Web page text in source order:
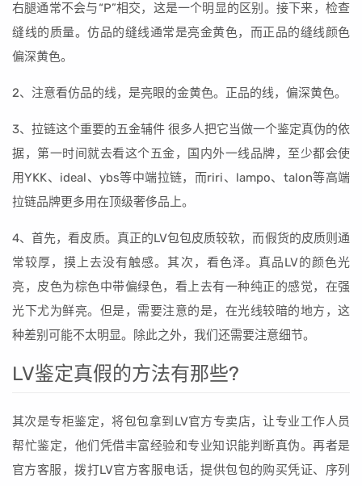
右腿通常不会与“P”相交，这是一个明显的区别。接下来，检查
缝线的质量。仿品的缝线通常是亮金黄色，而正品的缝线颜色
偏深黄色。
2、注意看仿品的线，是亮眼的金黄色。正品的线，偏深黄色。
3、拉链这个重要的五金辅件 很多人把它当做一个鉴定真伪的依
据，第一时间就去看这个五金，国内外一线品牌，至少都会使
用YKK、ideal、ybs等中端拉链，而riri、lampo、talon等高端
拉链品牌更多用在顶级奢侈品上。
4、首先，看皮质。真正的LV包包皮质较软，而假货的皮质则通
常较厚，摸上去没有触感。其次，看色泽。真品LV的颜色光
亮，皮色为棕色中带偏绿色，看上去有一种纯正的感觉，在强
光下尤为鲜亮。但是，需要注意的是，在光线较暗的地方，这
种差别可能不太明显。除此之外，我们还需要注意细节。
LV鉴定真假的方法有那些?
其次是专柜鉴定，将包包拿到LV官方专卖店，让专业工作人员
帮忙鉴定，他们凭借丰富经验和专业知识能判断真伪。再者是
官方客服，拨打LV官方客服电话，提供包包的购买凭证、序列